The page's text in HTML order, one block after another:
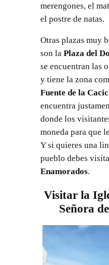
merengones, el
el postre de natas.
Otras plazas muy
son la Plaza del
se encuentran las
y tiene la zona
Fuente de la
encuentra
donde los
moneda para que
Y si quieres una
pueblo debes
Enamorados.
Visitar la
Señora